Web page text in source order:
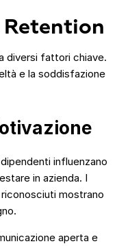
diversi fattori chiave.
e la soddisfazione
influenzano
in azienda. I
mostrano
aperta e